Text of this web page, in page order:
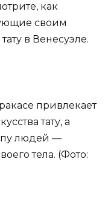
как
своим
в Венесуэле.
привлекает
тату, а
людей —
тела. (Фото: